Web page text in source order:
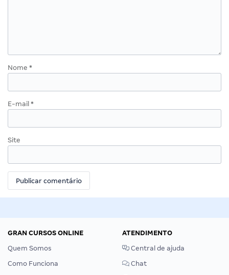
Nome *
E-mail *
Site
GRAN CURSOS ONLINE
Quem Somos
Como Funciona
ATENDIMENTO
Central de ajuda
Chat